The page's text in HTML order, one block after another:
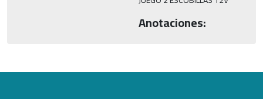
Anotaciones: